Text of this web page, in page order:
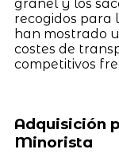
granel y los
recogidos para
han mostrado
costes de
competitivos
Adquisición
Minorista